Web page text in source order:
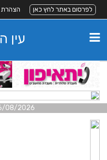
לפרסום באתר לחץ כאן הצהרת
עין
2026 01:23 01